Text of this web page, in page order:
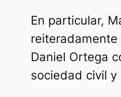
En particular,
Daniel Ortega
sociedad civil